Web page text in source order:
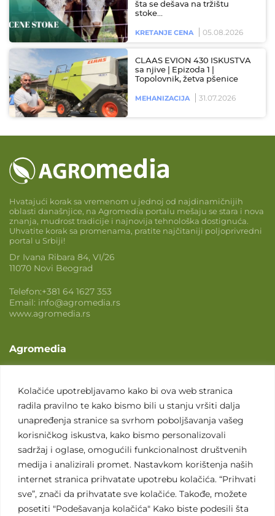
Kolačiće upotrebljavamo kako bi ova web stranica
radila pravilno te kako bismo bili u stanju vršiti dalja
unapređenja stranice sa svrhom poboljšavanja vašeg
korisničkog iskustva, kako bismo personalizovali
sadržaj i oglase, omogućili funkcionalnost društvenih
medija i analizirali promet. Nastavkom korištenja naših
internet stranica prihvatate upotrebu kolačića. “Prihvati
sve”, znači da prihvatate sve kolačiće. Takođe, možete
posetiti "Podešavanja kolačića" Kako biste podesili šta
šta se dešava na tržištu
stoke…
KRETANJE CENA 05.08.2026
CLAAS EVION 430 ISKUSTVA
sa njive | Epizoda 1 |
Topolovnik, žetva pšenice
MEHANIZACIJA 31.07.2026
Hvatajući korak sa vremenom u jednoj od najdinamičnijih
oblasti današnjice, na Agromedia portalu mešaju se stara i nova
znanja, mudrost tradicije i najnovija tehnološka dostignuća.
Uhvatite korak sa promenama, pratite najčitaniji poljoprivredni
portal u Srbiji!
Dr Ivana Ribara 84, VI/26
11070 Novi Beograd
Telefon:+381 64 1627 353
Email: info@agromedia.rs
www.agromedia.rs
Agromedia
Svet poljoprivrede
Marketing usluge
Tražimo saradnike
Kontakt
Kontakt